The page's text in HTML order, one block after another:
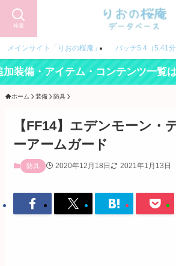
検索
メインサイト「りおの桜庵」 パッチ5.4（5.41
イテム・コンテンツ一覧はこちら
ホーム 装備 防具
【FF14】エデンモーン・
ーアームガード
防具 2020年12月18日 2021年1月13日